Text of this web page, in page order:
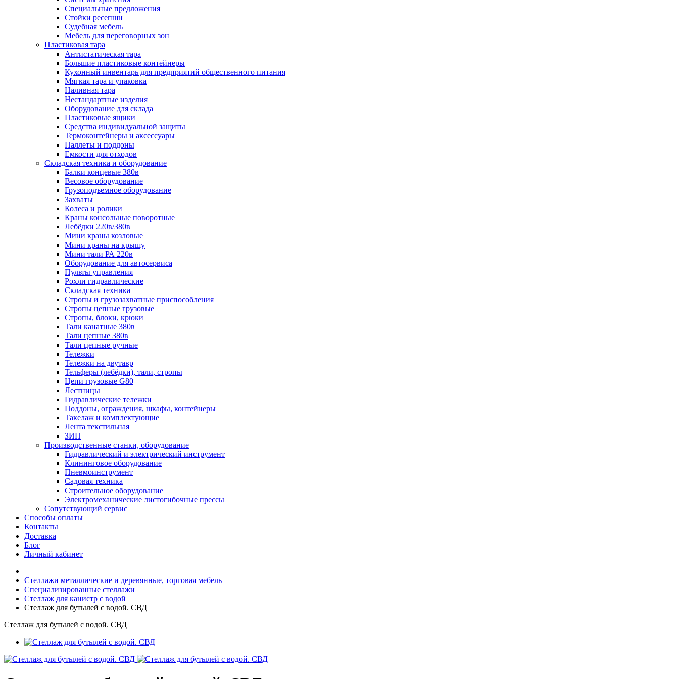
Специальные предложения
Стойки ресепшн
Судебная мебель
Мебель для переговорных зон
Пластиковая тара
Антистатическая тара
Большие пластиковые контейнеры
Кухонный инвентарь для предприятий общественного питания
Мягкая тара и упаковка
Наливная тара
Нестандартные изделия
Оборудование для склада
Пластиковые ящики
Средства индивидуальной защиты
Термоконтейнеры и аксессуары
Паллеты и поддоны
Емкости для отходов
Складская техника и оборудование
Балки концевые 380в
Весовое оборудование
Грузоподъемное оборудование
Захваты
Колеса и ролики
Краны консольные поворотные
Лебёдки 220в/380в
Мини краны козловые
Мини краны на крышу
Мини тали РА 220в
Оборудование для автосервиса
Пульты управления
Рохли гидравлические
Складская техника
Стропы и грузозахватные приспособления
Стропы цепные грузовые
Стропы, блоки, крюки
Тали канатные 380в
Тали цепные 380в
Тали цепные ручные
Тележки
Тележки на двутавр
Тельферы (лебёдки), тали, стропы
Цепи грузовые G80
Лестницы
Гидравлические тележки
Поддоны, ограждения, шкафы, контейнеры
Такелаж и комплектующие
Лента текстильная
ЗИП
Производственные станки, оборудование
Гидравлический и электрический инструмент
Клининговое оборудование
Пневмоинструмент
Садовая техника
Строительное оборудование
Электромеханические листогибочные прессы
Сопутствующий сервис
Способы оплаты
Контакты
Доставка
Блог
Личный кабинет
Стеллажи металлические и деревянные, торговая мебель
Специализированные стеллажи
Стеллаж для канистр с водой
Стеллаж для бутылей с водой. СВД
Стеллаж для бутылей с водой. СВД